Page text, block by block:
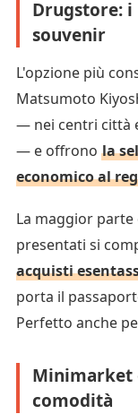
Drugstore:
souvenir
L'opzione più
Matsumoto
— nei centri città
— e offrono la
economico al
La maggior
presentati si
acquisti
porta il
Perfetto anche
Minimarket
comodità